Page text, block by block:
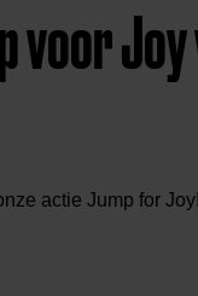
voor
actie Jump for Joy!